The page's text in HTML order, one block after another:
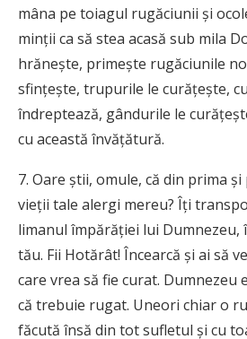
mâna pe toiagul rugăciunii şi
minţii ca să stea acasă sub mila
hrăneşte, primeşte rugăciunile
sfinţeşte, trupurile le curăţeşte,
îndreptează, gândurile le
cu această învăţătură.
7. Oare ştii, omule, că din prima
vieţii tale alergi mereu? Îţi
limanul împărăţiei lui
tău. Fii Hotărât! Încearcă şi ai să
care vrea să fie curat.
că trebuie rugat. Uneori chiar o
făcută însă din tot sufletul şi cu